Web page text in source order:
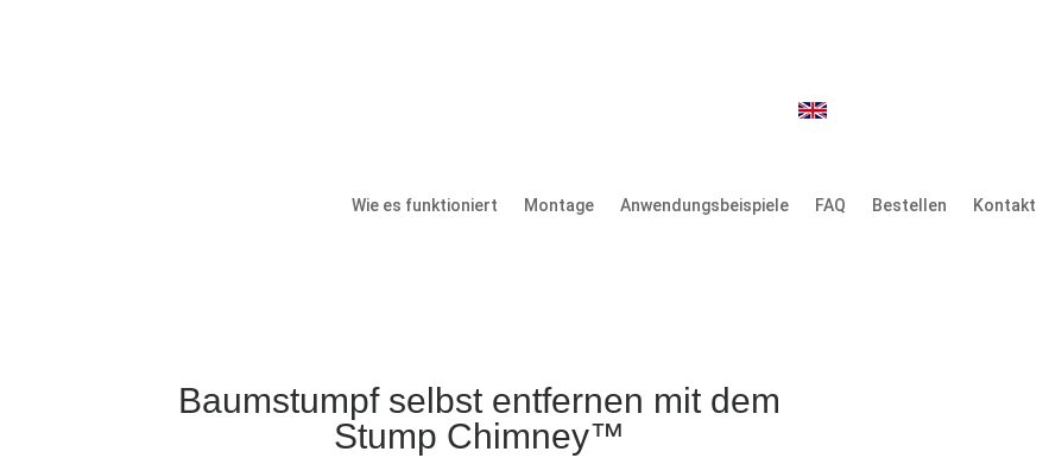
Wie es funktioniert Montage Anwendungsbeispiele FAQ Bestellen Kontakt
Baumstumpf selbst entfernen mit dem
Stump Chimney™